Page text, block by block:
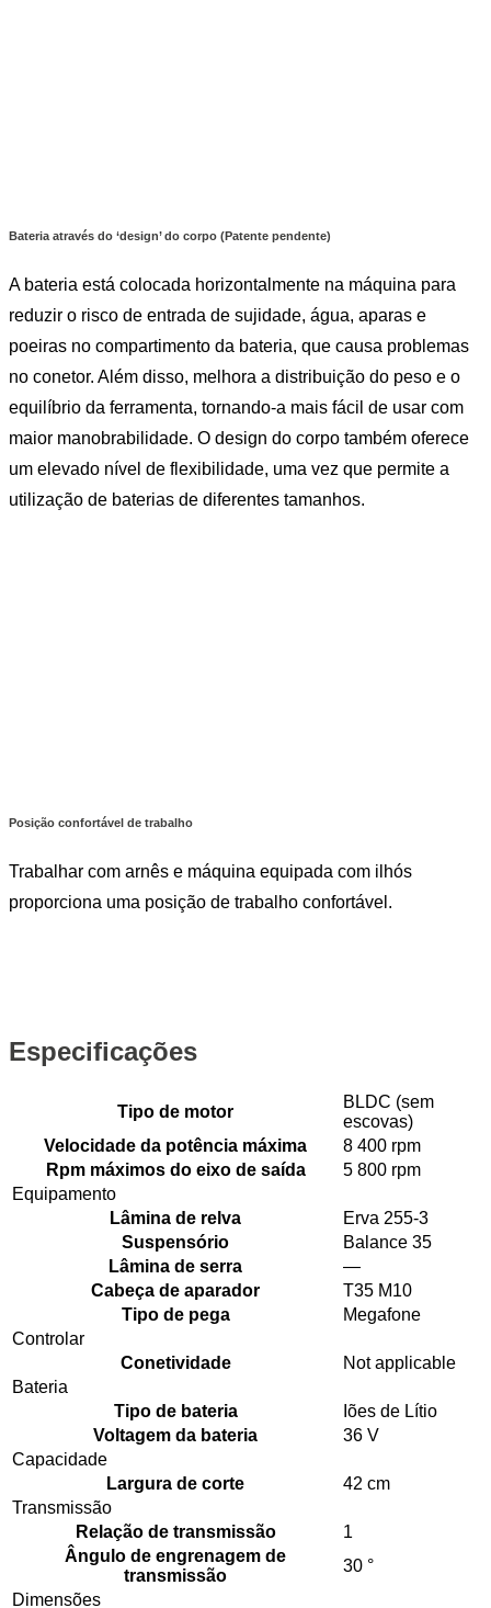
Bateria através do ‘design’ do corpo (Patente pendente)
A bateria está colocada horizontalmente na máquina para
reduzir o risco de entrada de sujidade, água, aparas e
poeiras no compartimento da bateria, que causa problemas
no conetor. Além disso, melhora a distribuição do peso e o
equilíbrio da ferramenta, tornando-a mais fácil de usar com
maior manobrabilidade. O design do corpo também oferece
um elevado nível de flexibilidade, uma vez que permite a
utilização de baterias de diferentes tamanhos.
Posição confortável de trabalho
Trabalhar com arnês e máquina equipada com ilhós
proporciona uma posição de trabalho confortável.
Especificações
Tipo de motor
BLDC (sem
escovas)
Velocidade da potência máxima
8 400 rpm
Rpm máximos do eixo de saída
5 800 rpm
Equipamento
Lâmina de relva
Erva 255-3
Suspensório
Balance 35
Lâmina de serra
—
Cabeça de aparador
T35 M10
Tipo de pega
Megafone
Controlar
Conetividade
Not applicable
Bateria
Tipo de bateria
Iões de Lítio
Voltagem da bateria
36 V
Capacidade
Largura de corte
42 cm
Transmissão
Relação de transmissão
1
Ângulo de engrenagem de
transmissão
30 °
Dimensões